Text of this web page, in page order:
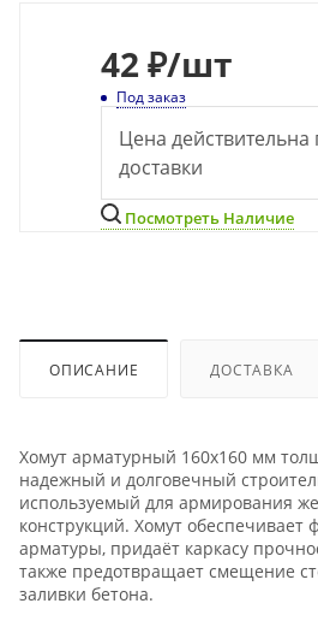
42 ₽/шт
Под заказ
Цена действительна
доставки
Посмотреть Наличие
ОПИСАНИЕ ДОСТАВКА
Хомут арматурный 160х160 мм
надежный и долговечный
используемый для армирования
конструкций. Хомут
арматуры, придаёт каркасу
также предотвращает смещение
заливки бетона.